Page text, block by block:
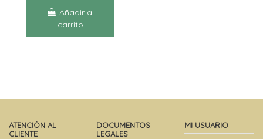
Añadir al
carrito
ATENCIÓN AL
CLIENTE
DOCUMENTOS
LEGALES
MI USUARIO